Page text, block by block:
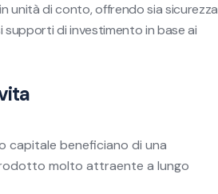
unità di conto, offrendo sia sicurezza
di investimento in base ai
capitale beneficiano di una
molto attraente a lungo